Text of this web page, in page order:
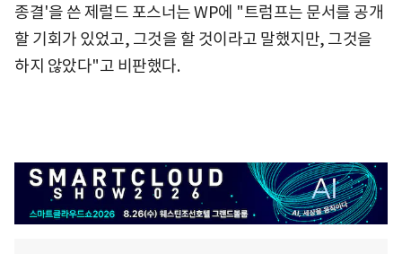
종결'을 쓴 제럴드 포스너는 WP에 "트럼프는 문서를 공개
할 기회가 있었고, 그것을 할 것이라고 말했지만, 그것을
하지 않았다"고 비판했다.